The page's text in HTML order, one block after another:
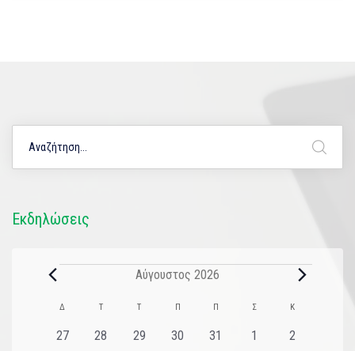
Εκδηλώσεις
Αύγουστος 2026
Ημερολόγιο
του
Δ Τ Τ Π Π Σ Κ
0
27
0
28
0
29
0
30
0
31
01
0
2